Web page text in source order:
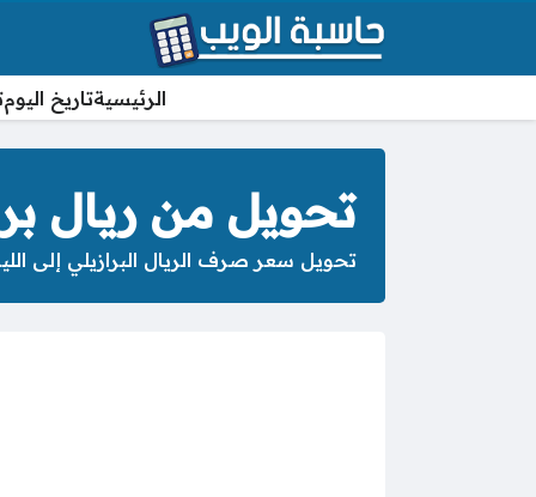
الرئيسيةتاريخ اليوم
تحويل من ريال
تحويل سعر صرف الريال البرازيلي إلى